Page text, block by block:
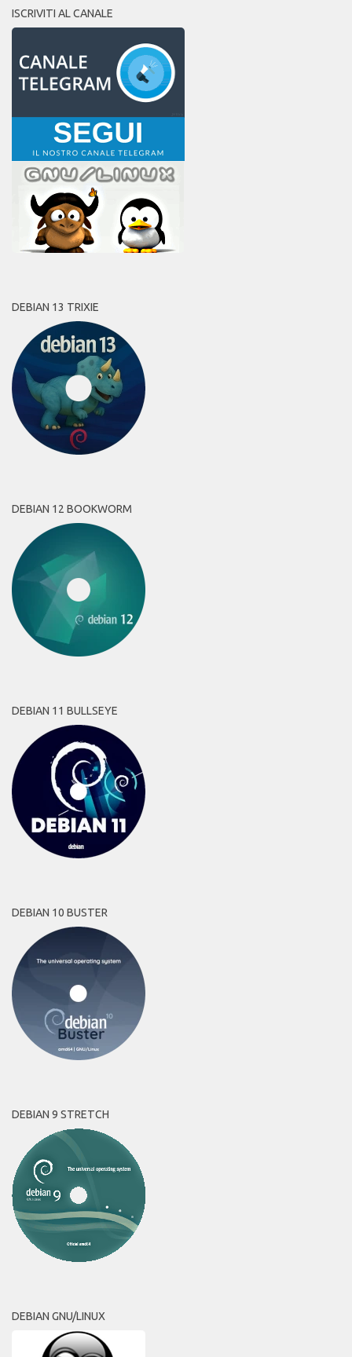
ISCRIVITI AL CANALE
DEBIAN 13 TRIXIE
DEBIAN 12 BOOKWORM
DEBIAN 11 BULLSEYE
DEBIAN 10 BUSTER
DEBIAN 9 STRETCH
DEBIAN GNU/LINUX